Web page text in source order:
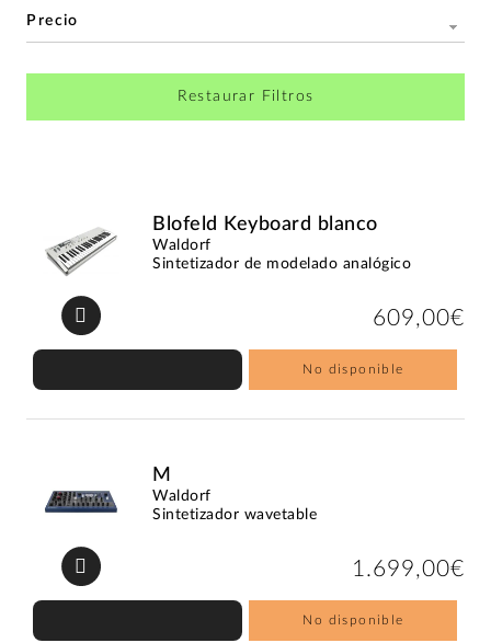
Precio
Restaurar Filtros
Blofeld Keyboard blanco
Waldorf
Sintetizador de modelado analógico
609,00€
No disponible
M
Waldorf
Sintetizador wavetable
1.699,00€
No disponible